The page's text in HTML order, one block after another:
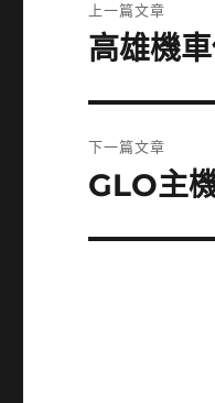
章
上一篇文章
上
篇
文
高雄機
下一篇文章
下
篇
GLO主